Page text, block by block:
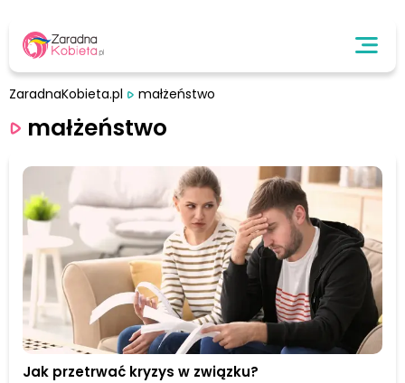
ZaradnaKobieta.pl małżeństwo
małżeństwo
Jak przetrwać kryzys w związku?